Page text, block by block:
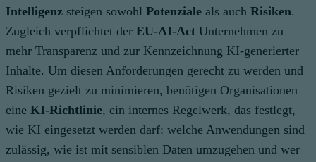
Intelligenz steigen sowohl Potenziale als auch Risiken.
Zugleich verpflichtet der EU-AI-Act Unternehmen zu
mehr Transparenz und zur Kennzeichnung KI-generierter
Inhalte. Um diesen Anforderungen gerecht zu werden und
Risiken gezielt zu minimieren, benötigen Organisationen
eine KI-Richtlinie, ein internes Regelwerk, das festlegt,
wie KI eingesetzt werden darf: welche Anwendungen sind
zulässig, wie ist mit sensiblen Daten umzugehen und wer